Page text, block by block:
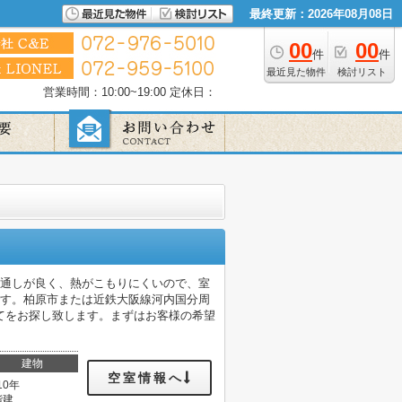
最終更新：2026年08月08日
00件
最近見た物件
00件
検討リスト
営業時間：10:00~19:00 定休日：
しが良く、熱がこもりにくいので、室
。柏原市または近鉄大阪線河内国分周
お探し致します。まずはお客様の希望
建物
年
建
空室情報へ